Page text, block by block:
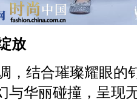
放
，结合璀璨耀眼的
与华丽碰撞，呈现